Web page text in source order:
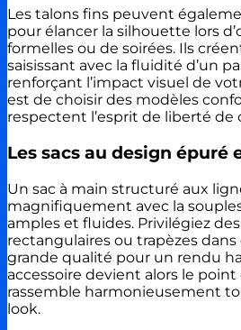
Les talons fins peuvent
pour élancer la silhouette lors
formelles ou de soirées. Ils
saisissant avec la fluidité d’un
renforçant l’impact visuel de
est de choisir des modèles
respectent l’esprit de liberté de
Les sacs au design épuré
Un sac à main structuré aux
magnifiquement avec la
amples et fluides. Privilégiez
rectangulaires ou trapèzes dans
grande qualité pour un rendu
accessoire devient alors le point
rassemble harmonieusement
look.